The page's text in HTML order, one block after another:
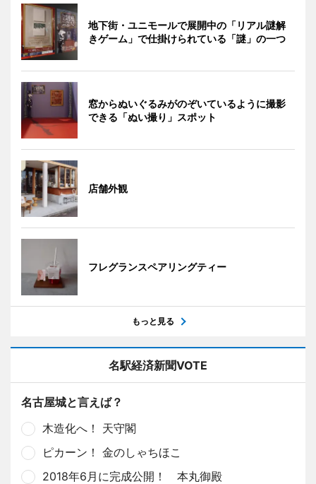
地下街・ユニモールで展開中の「リアル謎解
きゲーム」で仕掛けられている「謎」の一つ
窓からぬいぐるみがのぞいているように撮影
できる「ぬい撮り」スポット
店舗外観
フレグランスペアリングティー
もっと見る
名駅経済新聞VOTE
名古屋城と言えば？
木造化へ！ 天守閣
ピカーン！ 金のしゃちほこ
2018年6月に完成公開！ 本丸御殿